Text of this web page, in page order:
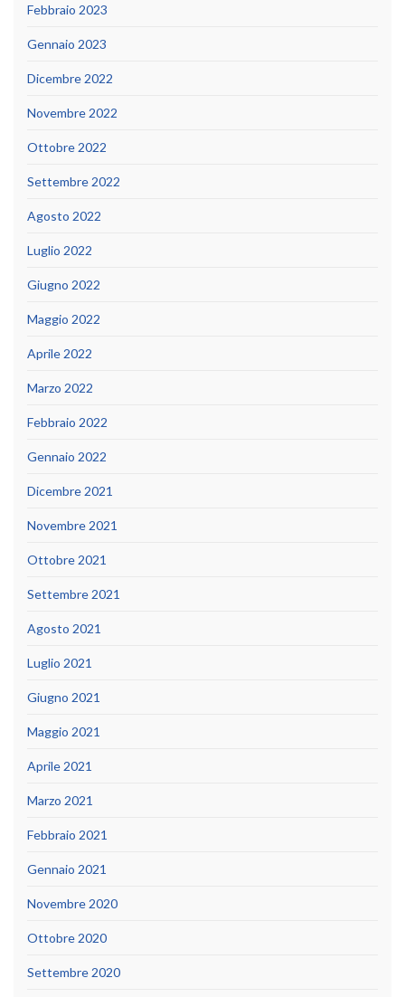
Febbraio 2023
Gennaio 2023
Dicembre 2022
Novembre 2022
Ottobre 2022
Settembre 2022
Agosto 2022
Luglio 2022
Giugno 2022
Maggio 2022
Aprile 2022
Marzo 2022
Febbraio 2022
Gennaio 2022
Dicembre 2021
Novembre 2021
Ottobre 2021
Settembre 2021
Agosto 2021
Luglio 2021
Giugno 2021
Maggio 2021
Aprile 2021
Marzo 2021
Febbraio 2021
Gennaio 2021
Novembre 2020
Ottobre 2020
Settembre 2020